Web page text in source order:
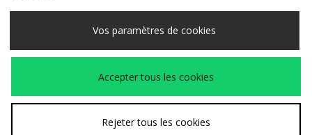
Livraison Vers
France
Nous acceptons les méthodes de paiement suivantes
Voir le site internet de l'entreprisewww.jdplc.com
Vos paramètres de cookies
Accepter tous les cookies
Rejeter tous les cookies